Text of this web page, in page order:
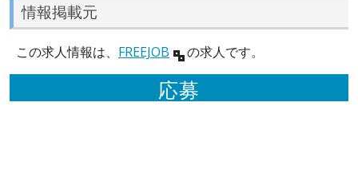
情報掲載元
この求人情報は、 FREEJOB の求人です。
応募